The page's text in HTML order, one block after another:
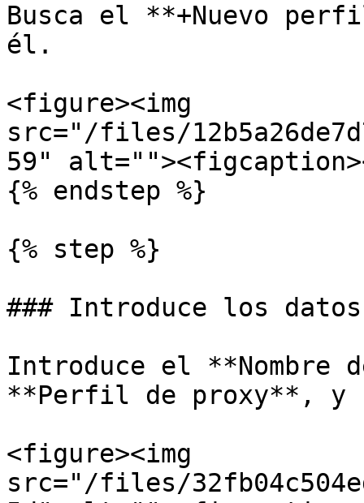
Busca el **+Nuevo
él.
<figure><img
src="/files/
59"
{% endstep %}
{% step %}
### Introduce los
Introduce el **Nombre
**Perfil de proxy**, y
<figure><img
src="/files/